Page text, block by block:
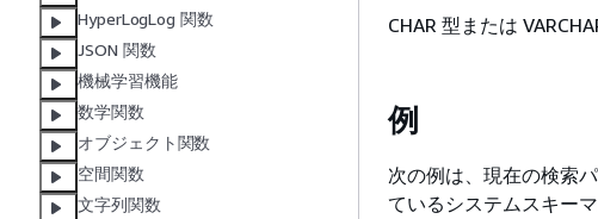
HyperLogLog 関数
JSON 関数
機械学習機能
数学関数
オブジェクト関数
空間関数
文字列関数
CHAR 型または
例
次の例は、現在の検索
ているシステムスキー